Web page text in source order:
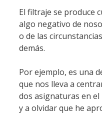
El filtraje se produce
algo negativo de
o de las
demás.
Por ejemplo, es una
que nos lleva a
dos asignaturas en
y a olvidar que he